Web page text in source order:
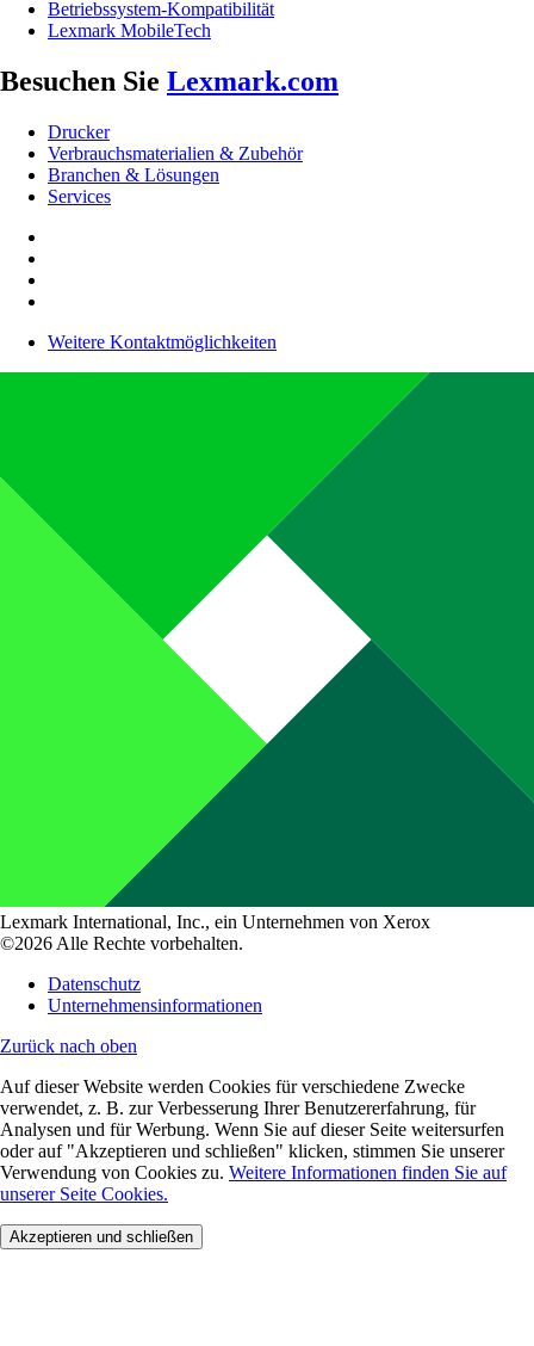
Betriebssystem-Kompatibilität
Lexmark MobileTech
Besuchen Sie Lexmark.com
Drucker
Verbrauchsmaterialien & Zubehör
Branchen & Lösungen
Services
Weitere Kontaktmöglichkeiten
Lexmark International, Inc., ein Unternehmen von Xerox
©2026 Alle Rechte vorbehalten.
Datenschutz
Unternehmensinformationen
Zurück nach oben
Auf dieser Website werden Cookies für verschiedene Zwecke
verwendet, z. B. zur Verbesserung Ihrer Benutzererfahrung, für
Analysen und für Werbung. Wenn Sie auf dieser Seite weitersurfen
oder auf "Akzeptieren und schließen" klicken, stimmen Sie unserer
Verwendung von Cookies zu. Weitere Informationen finden Sie auf
unserer Seite Cookies.
Akzeptieren und schließen